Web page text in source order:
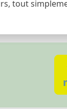
tout